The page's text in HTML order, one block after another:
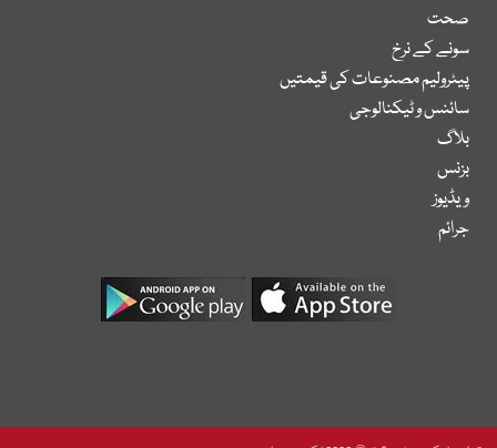
صحت
سونے کے نرخ
پیٹرولیم مصنوعات کی قیمتیں
سائنس و ٹیکنالوجی
بلاگ
بزنس
ویڈیوز
جرائم